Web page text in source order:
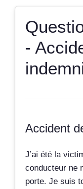
-
Accident
J’ai été la
conducteur ne
porte. Je suis